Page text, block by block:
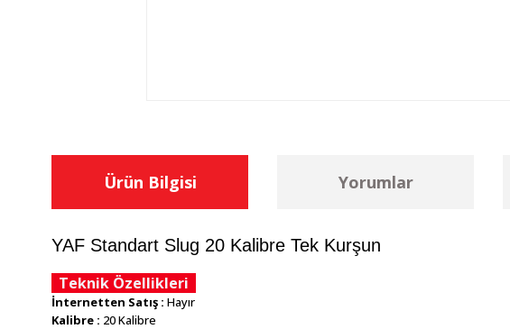
Ürün Bilgisi Yorumlar
YAF Standart Slug 20 Kalibre Tek Kurşun
Teknik Özellikleri
İnternetten Satış : Hayır
Kalibre : 20 Kalibre